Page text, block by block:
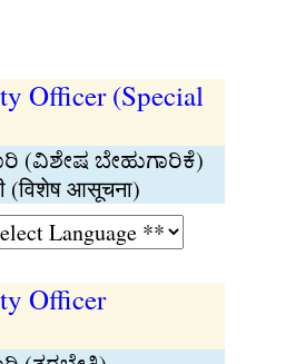
Officer (Special
(ವಿಶೇಷ ಬೇಹುಗಾರಿಕೆ)
(विशेष आसूचना)
Officer